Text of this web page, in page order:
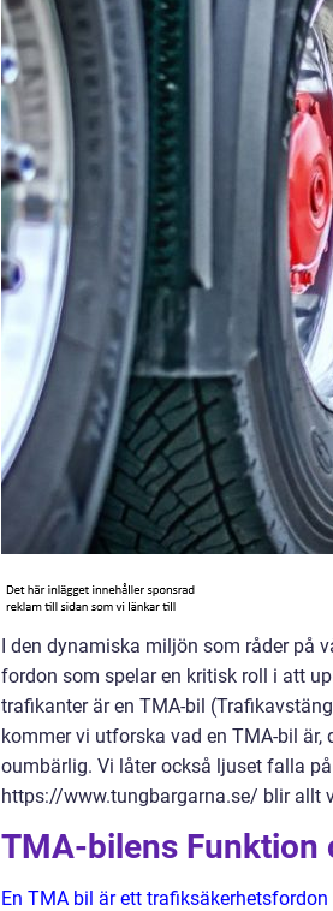
I den dynamiska miljön som råder på
fordon som spelar en kritisk roll i att
trafikanter är en TMA-bil
kommer vi utforska vad en TMA-bil
oumbärlig. Vi låter också ljuset falla
https://www.tungbargarna.se/ blir allt
TMA-bilens Funktion
En TMA bil är ett trafiksäkerhetsfordon